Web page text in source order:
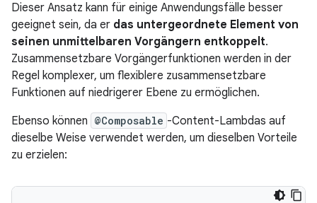
Dieser Ansatz kann für einige Anwendungsfälle besser
geeignet sein, da er das untergeordnete Element von
seinen unmittelbaren Vorgängern entkoppelt.
Zusammensetzbare Vorgängerfunktionen werden in der
Regel komplexer, um flexiblere zusammensetzbare
Funktionen auf niedrigerer Ebene zu ermöglichen.
Ebenso können @Composable -Content-Lambdas auf
dieselbe Weise verwendet werden, um dieselben Vorteile
zu erzielen: